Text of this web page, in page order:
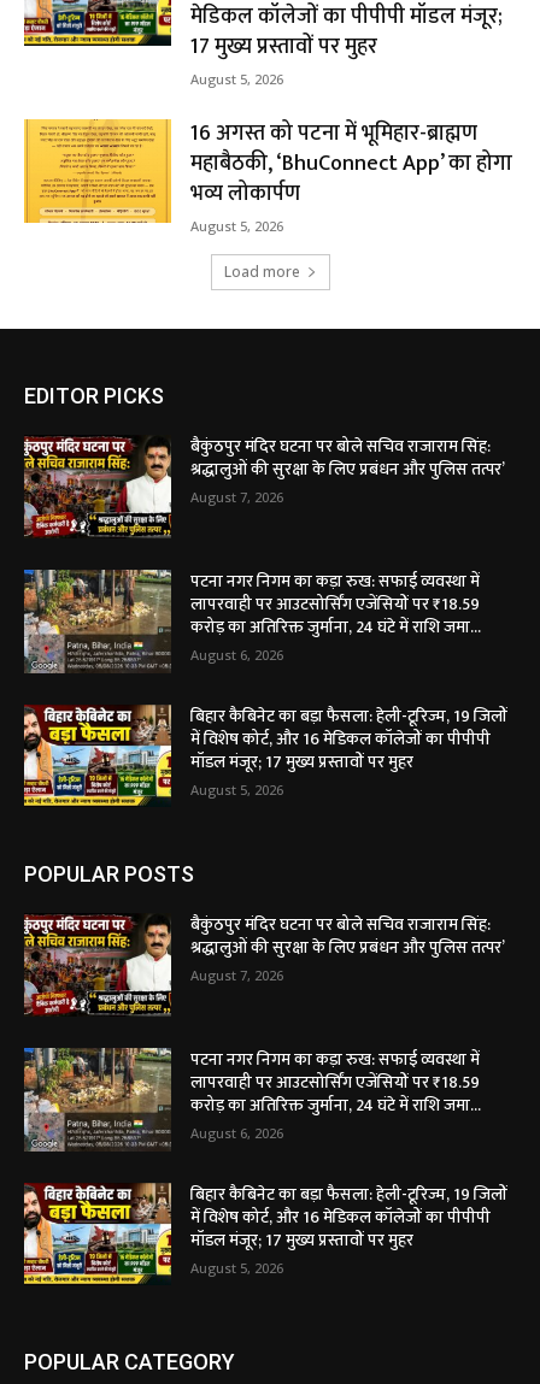
मेडिकल कॉलेजों का पीपीपी मॉडल मंजूर;
17 मुख्य प्रस्तावों पर मुहर
August 5, 2026
16 अगस्त को पटना में भूमिहार-ब्राह्मण
महाबैठकी, ‘BhuConnect App’ का होगा
भव्य लोकार्पण
August 5, 2026
Load more
EDITOR PICKS
बैकुंठपुर मंदिर घटना पर बोले सचिव राजाराम सिंह:
श्रद्धालुओं की सुरक्षा के लिए प्रबंधन और पुलिस तत्पर’
August 7, 2026
पटना नगर निगम का कड़ा रुख: सफाई व्यवस्था में
लापरवाही पर आउटसोर्सिंग एजेंसियों पर ₹18.59
करोड़ का अतिरिक्त जुर्माना, 24 घंटे में राशि जमा...
August 6, 2026
बिहार कैबिनेट का बड़ा फैसला: हेली-टूरिज्म, 19 जिलों
में विशेष कोर्ट, और 16 मेडिकल कॉलेजों का पीपीपी
मॉडल मंजूर; 17 मुख्य प्रस्तावों पर मुहर
August 5, 2026
POPULAR POSTS
बैकुंठपुर मंदिर घटना पर बोले सचिव राजाराम सिंह:
श्रद्धालुओं की सुरक्षा के लिए प्रबंधन और पुलिस तत्पर’
August 7, 2026
पटना नगर निगम का कड़ा रुख: सफाई व्यवस्था में
लापरवाही पर आउटसोर्सिंग एजेंसियों पर ₹18.59
करोड़ का अतिरिक्त जुर्माना, 24 घंटे में राशि जमा...
August 6, 2026
बिहार कैबिनेट का बड़ा फैसला: हेली-टूरिज्म, 19 जिलों
में विशेष कोर्ट, और 16 मेडिकल कॉलेजों का पीपीपी
मॉडल मंजूर; 17 मुख्य प्रस्तावों पर मुहर
August 5, 2026
POPULAR CATEGORY